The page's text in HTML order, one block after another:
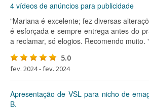
4 vídeos de anúncios para publicidade
"Mariana é excelente; fez diversas
é esforçada e sempre entrega antes do
a reclamar, só elogios. Recomendo muito.
5.0
fev. 2024 - fev. 2024
Apresentação de VSL para nicho de
B.